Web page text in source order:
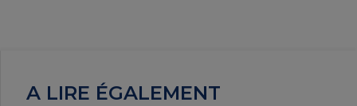
A LIRE ÉGALEMENT